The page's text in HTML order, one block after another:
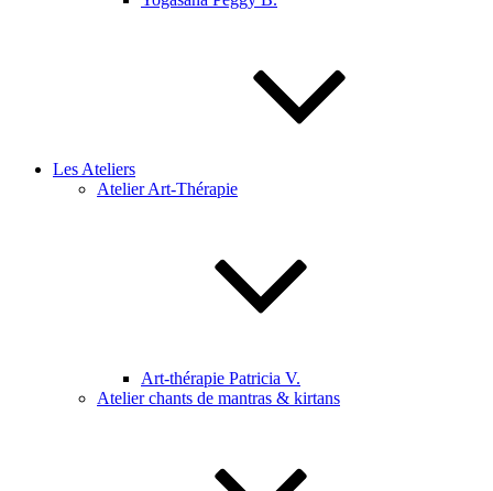
Les Ateliers
Atelier Art-Thérapie
Art-thérapie Patricia V.
Atelier chants de mantras & kirtans